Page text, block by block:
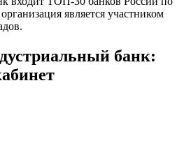
является участником
банк: